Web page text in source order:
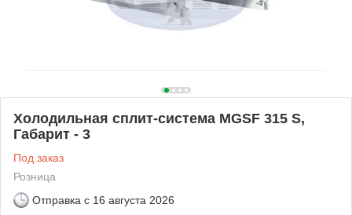
Холодильная сплит-система МGSF 315 S,
Габарит - 3
Под заказ
Розница
Отправка с 16 августа 2026